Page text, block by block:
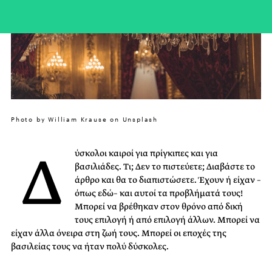
Photo by William Krause on Unsplash
Δ
ύσκολοι καιροί για πρίγκιπες και για
βασιλιάδες. Τι; Δεν το πιστεύετε; Διαβάστε το
άρθρο και θα το διαπιστώσετε. Έχουν ή είχαν –
όπως εδώ– και αυτοί τα προβλήματά τους!
Μπορεί να βρέθηκαν στον θρόνο από δική
τους επιλογή ή από επιλογή άλλων. Μπορεί να
είχαν άλλα όνειρα στη ζωή τους. Μπορεί οι εποχές της
βασιλείας τους να ήταν πολύ δύσκολες.